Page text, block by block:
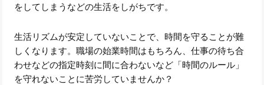
をしてしまうなどの生活をしがちです。
生活リズムが安定していないことで、時間を守ることが難
しくなります。職場の始業時間はもちろん、仕事の待ち合
わせなどの指定時刻に間に合わないなど「時間のルール」
を守れないことに苦労していませんか？